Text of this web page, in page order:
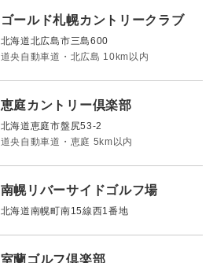
ゴールド札幌カントリークラブ
北海道北広島市三島600
道央自動車道・北広島 10km以内
恵庭カントリー倶楽部
北海道恵庭市盤尻53-2
道央自動車道・恵庭 5km以内
南幌リバーサイドゴルフ場
北海道南幌町南15線西1番地
室蘭ゴルフ倶楽部